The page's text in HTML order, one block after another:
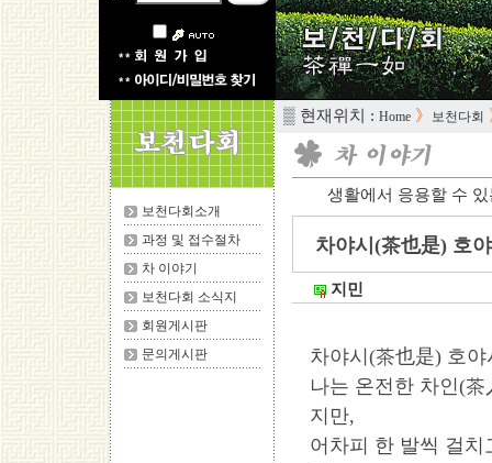
보천다회소개
과정 및 접수절차
차 이야기
보천다회 소식지
회원게시판
문의게시판
▒ 현재위치 : Home 》 보천다회
생활에서 응용할 수 있
차야시(茶也是) 호
지민
차야시(茶也是) 호
나는 온전한 차인(
지만,
어차피 한 발씩 걸